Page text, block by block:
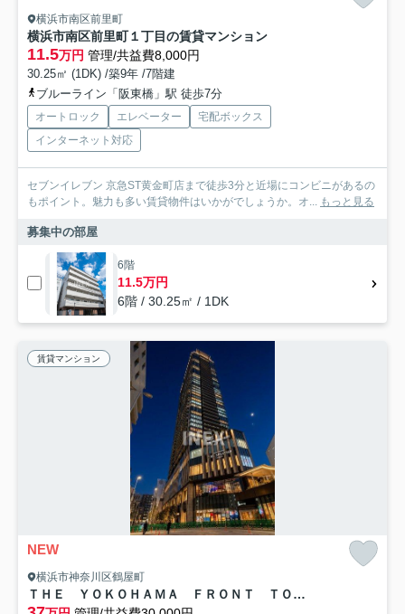
横浜市南区前里町
横浜市南区前里町１丁目の賃貸マンション
11.5万円 管理/共益費8,000円
30.25㎡ (1DK) /築9年 /7階建
ブルーライン「阪東橋」駅 徒歩7分
オートロック エレベーター
宅配ボックス
インターネット対応
セブンイレブン 京急ST黄金町店まで徒歩3分と近場にコンビニがあるの
もポイント。魅力も多い賃貸物件はいかがでしょうか。オ...
もっと見る
募集中の部屋
6階
11.5万円
6階 / 30.25㎡ / 1DK
賃貸マンション
NEW
横浜市神奈川区鶴屋町
ＴＨＥ ＹＯＫＯＨＡＭＡ ＦＲＯＮＴ ＴＯＷＥＲ